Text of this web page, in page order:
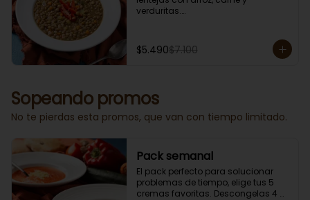
verduritas.
$5.490$7.100
Sopeando promos
No te pierdas esta promos, que van con tiempo limitado.
Pack semanal
El pack perfecto para solucionar
problemas de tiempo, elige tus 5
cremas favoritas. Descongelas 4